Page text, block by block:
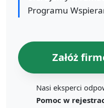
Programu
Załóż
Nasi eksperci
Pomoc w